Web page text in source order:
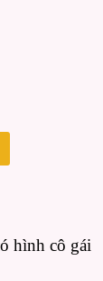
hình cô gái